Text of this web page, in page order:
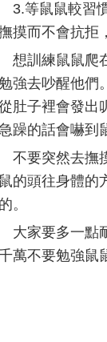
3.等鼠鼠較習
摸而不會抗拒
想訓練鼠鼠爬
強去吵醒他們
肚子裡會發出
躁的話會嚇到
不要突然去撫
的頭往身體的
。
大家要多一點
萬不要勉強鼠